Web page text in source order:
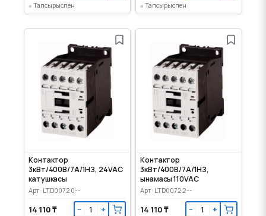
Тапсырыспен Тапсырыспен
Контактор
3кВт/400В/7А/1НЗ, 24VAC
катушкасы
Арт: LTD00720--
14 110 ₸ − +
Контактор
3кВт/400В/7А/1НЗ,
ынамасы 110VAC
Арт: LTD00722--
14 110 ₸ − +